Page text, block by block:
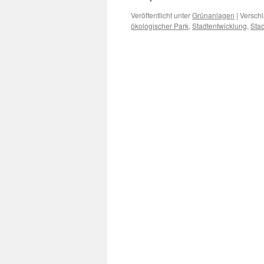
Veröffentlicht unterGrünanlagen |
ökologischer Park, Stadtentwicklung,